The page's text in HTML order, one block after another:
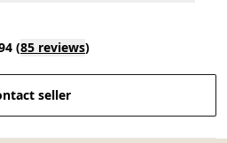
(85 reviews)
seller